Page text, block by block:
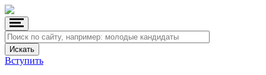
Вступить